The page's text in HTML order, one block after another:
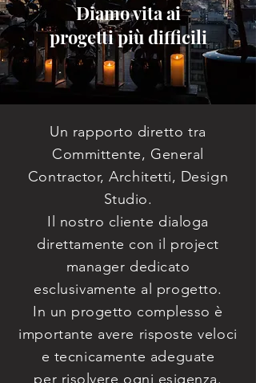
Diamo vita ai
progetti più difficili
Un rapporto diretto tra
Committente, General
Contractor, Architetti, Design
Studio.
Il nostro cliente dialoga
direttamente con il project
manager dedicato
esclusivamente al progetto.
In un progetto complesso è
importante avere risposte veloci
e tecnicamente adeguate
per risolvere ogni esigenza.